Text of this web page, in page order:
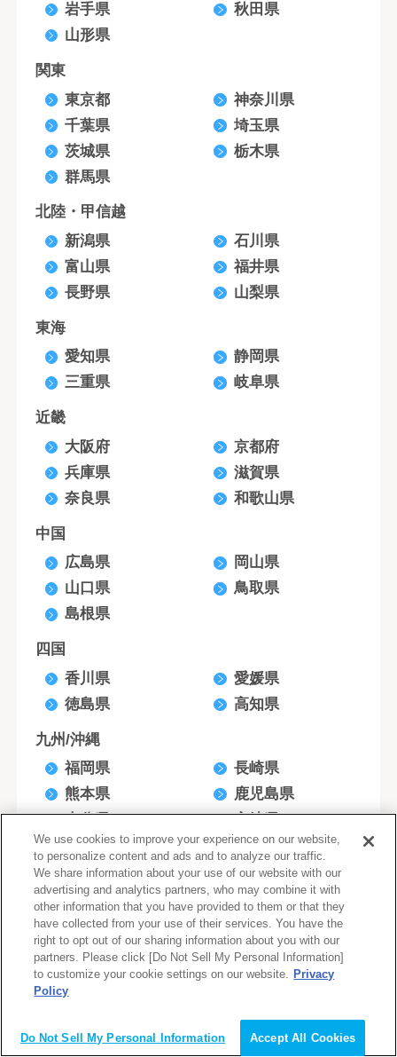
岩手県
秋田県
山形県
関東
東京都
神奈川県
千葉県
埼玉県
茨城県
栃木県
群馬県
北陸・甲信越
新潟県
石川県
富山県
福井県
長野県
山梨県
東海
愛知県
静岡県
三重県
岐阜県
近畿
大阪府
京都府
兵庫県
滋賀県
奈良県
和歌山県
中国
広島県
岡山県
山口県
鳥取県
島根県
四国
香川県
愛媛県
徳島県
高知県
九州/沖縄
福岡県
長崎県
熊本県
鹿児島県
大分県
宮崎県
佐賀県
沖縄県
職種
製作/編集・広告・映像・音響
インフラエンジニア
総務/法務
技術系
We use cookies to improve your experience on our website,
to personalize content and ads and to analyze our traffic.
We share information about your use of our website with our
advertising and analytics partners, who may combine it with
other information that you have provided to them or that they
have collected from your use of their services. You have the
right to opt out of our sharing information about you with our
partners. Please click [Do Not Sell My Personal Information]
to customize your cookie settings on our website. Privacy
Policy
Do Not Sell My Personal Information Accept All Cookies